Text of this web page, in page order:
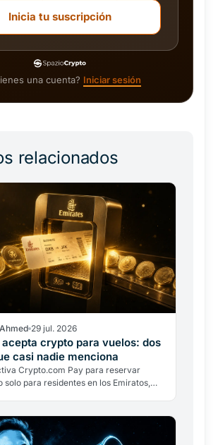
Inicia tu suscripción
una cuenta? Iniciar sesión
relacionados
29 jul. 2026
acepta crypto para vuelos: dos
casi nadie menciona
Crypto.com Pay para reservar
solo para residentes en los Emiratos,